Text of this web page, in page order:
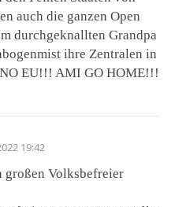
auch die ganzen Open
durchgeknallten Grandpa
ihre Zentralen in
EU!!! AMI GO HOME!!!
19:42
großen Volksbefreier